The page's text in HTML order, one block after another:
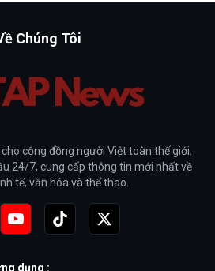
Chúng Tôi
cộng đồng người Việt toàn thế giới.
24/7, cung cấp thông tin mới nhất về
tế, văn hóa và thể thao.
dụng :